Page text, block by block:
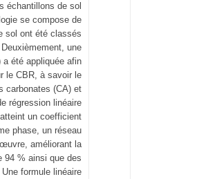
échantillons de sol
se compose de
sol ont été classés
une
été appliquée afin
le CBR, à savoir le
carbonates (CA) et
régression linéaire
un coefficient
phase, un réseau
améliorant la
94 % ainsi que des
formule linéaire